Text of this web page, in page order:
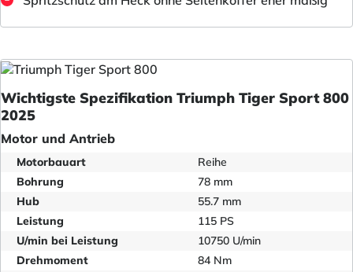
Wichtigste Spezifikation Triumph Tiger Sport 800
2025
Motor und Antrieb
Motorbauart
Reihe
Bohrung
78 mm
Hub
55.7 mm
Leistung
115 PS
U/min bei Leistung
10750 U/min
Drehmoment
84 Nm